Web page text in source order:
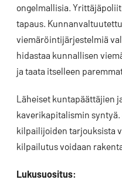
ongelmallisia.
tapaus.
viemäröintijärjestelmiä
hidastaa kunnallisen
ja taata itselleen
Läheiset kuntapäättäjien
kaverikapitalismin syntyä.
kilpailijoiden tarjouksista
kilpailutus voidaan
Lukusuositus: